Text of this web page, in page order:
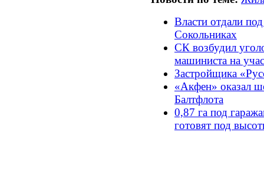
Власти отдали
Сокольниках
СК возбудил
машиниста на
Застройщика
«Акфен» оказал
Балтфлота
0,87 га под
готовят под